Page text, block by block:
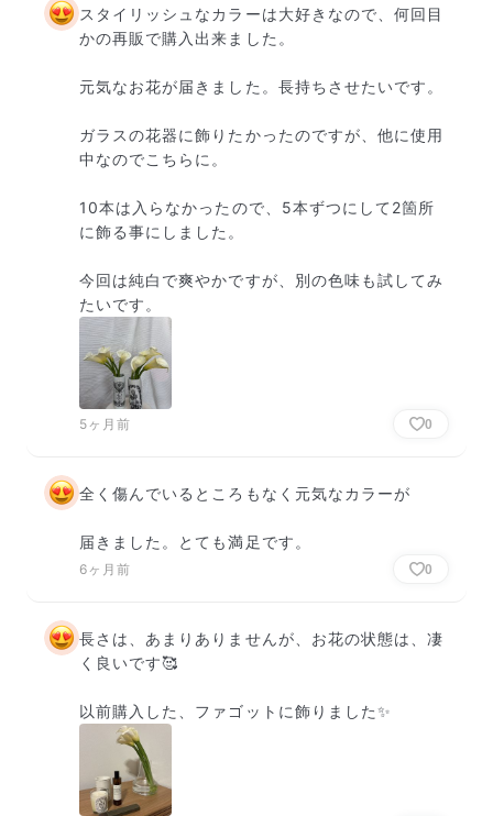
スタイリッシュなカラーは大好きなので、何回目
かの再販で購入出来ました。
元気なお花が届きました。長持ちさせたいです。
ガラスの花器に飾りたかったのですが、他に使用
中なのでこちらに。
10本は入らなかったので、5本ずつにして2箇所
に飾る事にしました。
今回は純白で爽やかですが、別の色味も試してみ
たいです。
5ヶ月前 0
全く傷んでいるところもなく元気なカラーが
届きました。とても満足です。
6ヶ月前 0
長さは、あまりありませんが、お花の状態は、凄
く良いです🥰
以前購入した、ファゴットに飾りました✨